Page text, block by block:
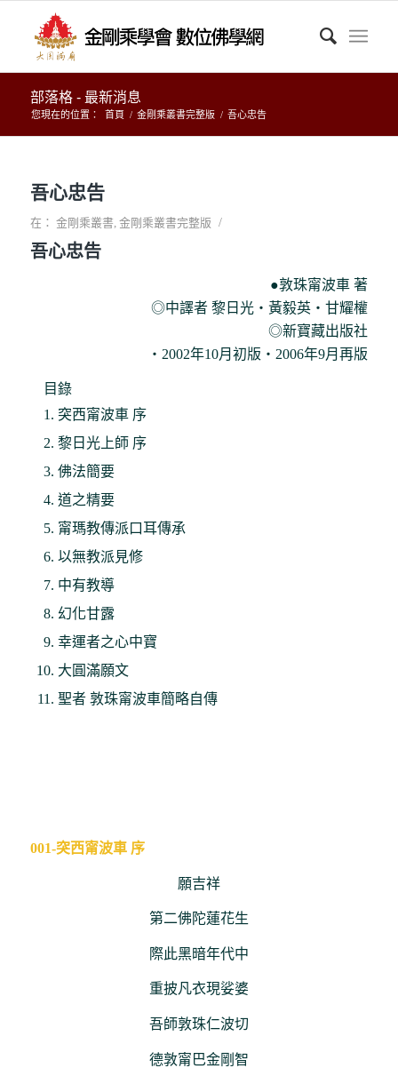
部落格 - 最新消息
您現在的位置： 首頁 / 金剛乘叢書完整版 / 吾心忠告
吾心忠告
在： 金剛乘叢書, 金剛乘叢書完整版 /
吾心忠告
●敦珠甯波車 著
◎中譯者 黎日光‧黃毅英‧甘耀權
◎新寶藏出版社
‧2002年10月初版‧2006年9月再版
目錄
突西甯波車 序
黎日光上師 序
佛法簡要
道之精要
甯瑪教傳派口耳傳承
以無教派見修
中有教導
幻化甘露
幸運者之心中寶
大圓滿願文
聖者 敦珠甯波車簡略自傳
001-突西甯波車 序
願吉祥
第二佛陀蓮花生
際此黑暗年代中
重披凡衣現娑婆
吾師敦珠仁波切
德敦甯巴金剛智